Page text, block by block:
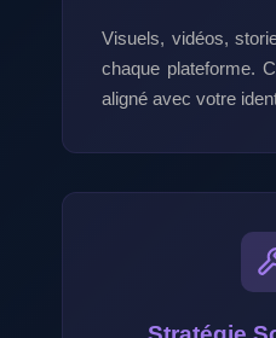
Visuels, vidéos,
chaque plateforme.
aligné avec votre